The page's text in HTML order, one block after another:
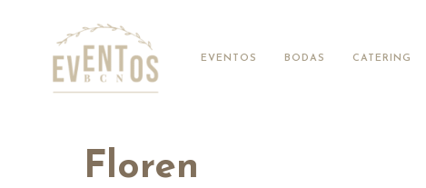
EVENTOS BODAS CATERING
Floren